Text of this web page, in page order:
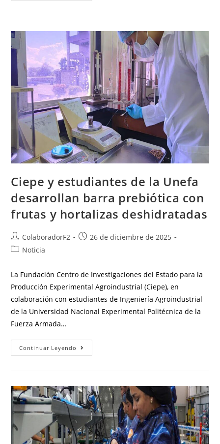
Ciepe y estudiantes de la Unefa
desarrollan barra prebiótica con
frutas y hortalizas deshidratadas
ColaboradorF2
26 de diciembre de 2025
Noticia
La Fundación Centro de Investigaciones del Estado para la
Producción Experimental Agroindustrial (Ciepe), en
colaboración con estudiantes de Ingeniería Agroindustrial
de la Universidad Nacional Experimental Politécnica de la
Fuerza Armada…
Continuar Leyendo